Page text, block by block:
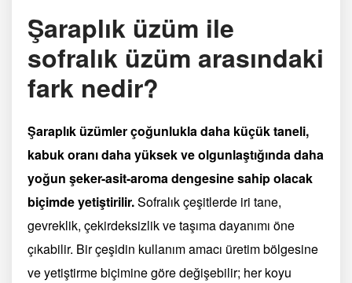
Şaraplık üzüm ile
sofralık üzüm arasındaki
fark nedir?
Şaraplık üzümler çoğunlukla daha küçük taneli,
kabuk oranı daha yüksek ve olgunlaştığında daha
yoğun şeker-asit-aroma dengesine sahip olacak
biçimde yetiştirilir.Sofralık çeşitlerde iri tane,
gevreklik, çekirdeksizlik ve taşıma dayanımı öne
çıkabilir. Bir çeşidin kullanım amacı üretim bölgesine
ve yetiştirme biçimine göre değişebilir; her koyu